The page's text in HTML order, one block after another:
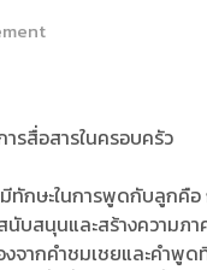
กษะในการพูดกับลูกคือ
นับสนุนและสร้างความภ
จากคำชมเชยและคำพูดที่